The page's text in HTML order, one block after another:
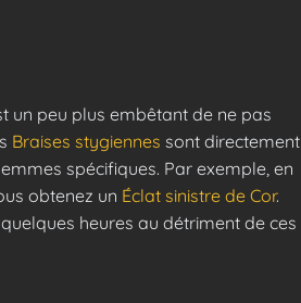
un peu plus embêtant de ne pas
Braises stygiennes sont directement
spécifiques. Par exemple, en
obtenez un Éclat sinistre de Cor.
heures au détriment de ces